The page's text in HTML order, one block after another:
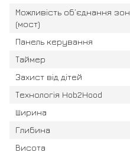
Можливість об’єднання зон
(мост)
Панель керування
Таймер
Захист від дітей
Технологія Hob2Hood
Ширина
Глибина
Висота